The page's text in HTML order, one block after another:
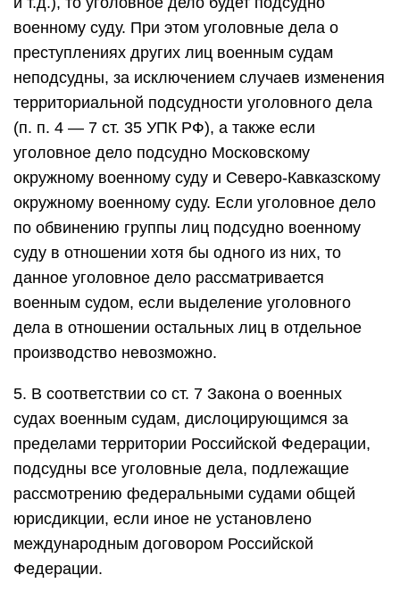
военному суду. При этом уголовные дела о
преступлениях других лиц военным судам
неподсудны, за исключением случаев изменения
территориальной подсудности уголовного дела
(п. п. 4 — 7 ст. 35 УПК РФ), а также если
уголовное дело подсудно Московскому
окружному военному суду и Северо-Кавказскому
окружному военному суду. Если уголовное дело
по обвинению группы лиц подсудно военному
суду в отношении хотя бы одного из них, то
данное уголовное дело рассматривается
военным судом, если выделение уголовного
дела в отношении остальных лиц в отдельное
производство невозможно.
5. В соответствии со ст. 7 Закона о военных
судах военным судам, дислоцирующимся за
пределами территории Российской Федерации,
подсудны все уголовные дела, подлежащие
рассмотрению федеральными судами общей
юрисдикции, если иное не установлено
международным договором Российской
Федерации.